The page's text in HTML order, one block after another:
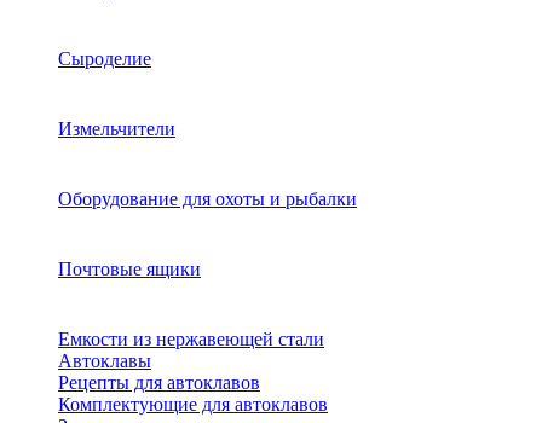
Сыроделие
Измельчители
Оборудование для охоты и рыбалки
Почтовые ящики
Емкости из нержавеющей стали
Автоклавы
Рецепты для автоклавов
Комплектующие для автоклавов